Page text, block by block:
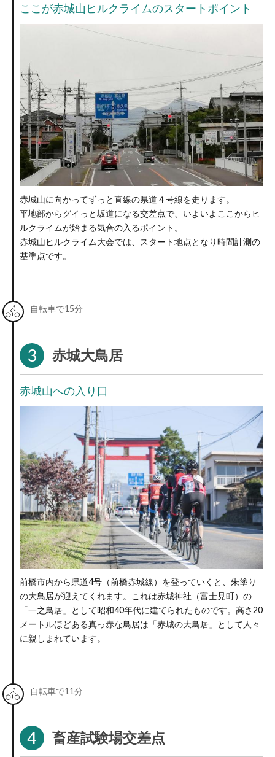
ここが赤城山ヒルクライムのスタートポイント
赤城山に向かってずっと直線の県道４号線を走ります。
平地部からグイっと坂道になる交差点で、いよいよここからヒ
ルクライムが始まる気合の入るポイント。
赤城山ヒルクライム大会では、スタート地点となり時間計測の
基準点です。
自転車で15分
3 赤城大鳥居
赤城山への入り口
前橋市内から県道4号（前橋赤城線）を登っていくと、朱塗り
の大鳥居が迎えてくれます。これは赤城神社（富士見町）の
「一之鳥居」として昭和40年代に建てられたものです。高さ20
メートルほどある真っ赤な鳥居は「赤城の大鳥居」として人々
に親しまれています。
自転車で11分
4 畜産試験場交差点